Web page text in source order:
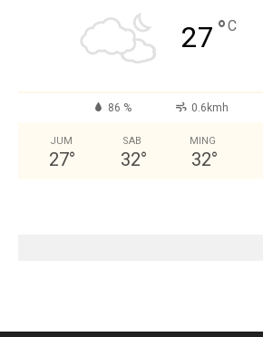
27 °C
86 % 0.6kmh
JUM
27°
SAB
32°
MING
32°